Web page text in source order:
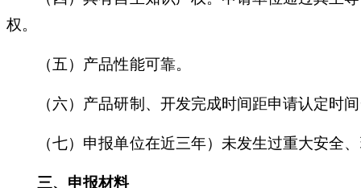
权。
（五）产品性能可靠。
（六）产品研制、开发完成时间距申请认定时间
（七）申报单位在近三年）未发生过重大安全、
三、申报材料